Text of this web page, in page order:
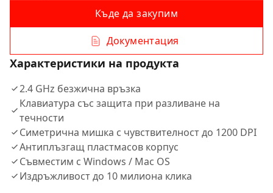
Къде да закупим
Документация
Характеристики на продукта
2.4 GHz безжична връзка
Клавиатура със защита при разливане на
течности
Симетрична мишка с чувствителност до 1200 DPI
Антиплъзгащ пластмасов корпус
Съвместим с Windows / Mac OS
Издръжливост до 10 милиона клика